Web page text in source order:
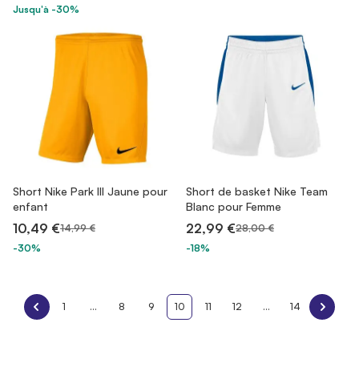
Jusqu'à -30%
Short Nike Park III Jaune pour
enfant
10,49 €14,99 €
-30%
Short de basket Nike Team
Blanc pour Femme
22,99 €28,00 €
-18%
1 ... 8 9 10 11 12 ... 14